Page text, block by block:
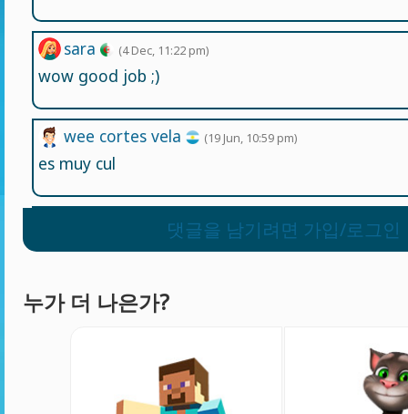
angelaaron guzmanramos
COBRA GAMING YT
wee cortes vela (19 Jun, 10:58 pm)
see
wee cortes vela (19 Jun, 10:59 pm)
es muy cul
sara (4 Dec, 11:22 pm)
wow good job ;)
댓글을 남기려면 가입/로그인
누가 더 나은가?